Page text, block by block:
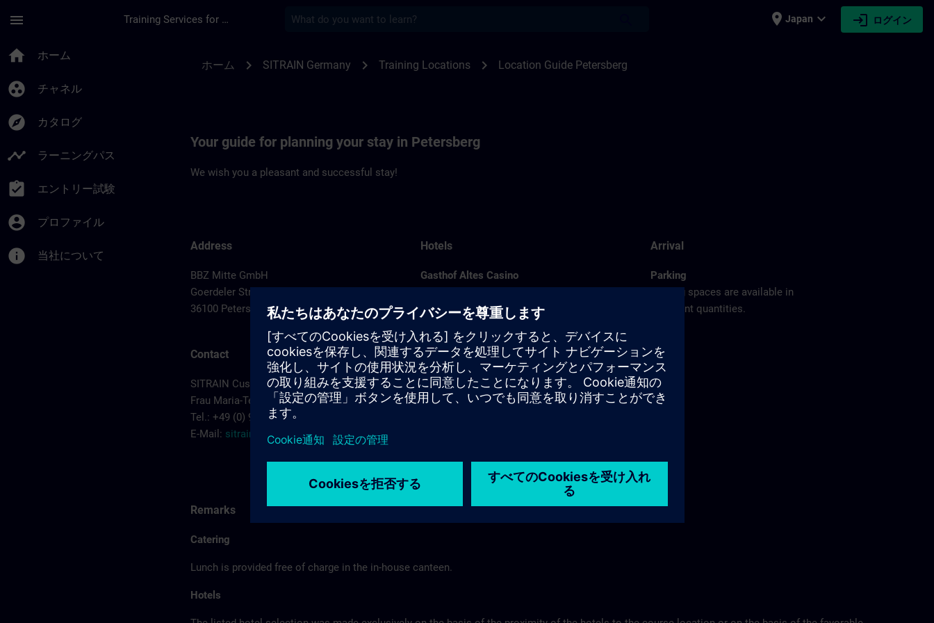
menu Training Services for Digital Industries place Japan expand_more login ログイン
home ホーム
group_work チャネル
explore カタログ
timeline ラーニングパス
assignment_turned_in エントリー試験
account_circle プロファイル
info 当社について
ホーム chevron_right SITRAIN Germany chevron_right Training Locations chevron_right Location Guide Petersberg
Your guide for planning your stay in Petersberg
We wish you a pleasant and successful stay!
Address
BBZ Mitte GmbH
Goerdeler Str. 139
36100 Petersberg
Contact
SITRAIN Customer Center Mannheim
Frau Maria-Teresa Sainz-Munoz
Tel.: +49 (0) 911/895-7575
E-Mail: sitrain.de@siemens.com
Hotels
Gasthof Altes Casino
36100 Petersberg
Gasthof Altes Casino >
Hotel Berghof Almendorf
Almendorfer Str. 1 - 3
36100 Petersberg
Arrival
Parking
Parking spaces are available in
sufficient quantities.
Remarks
Catering
Lunch is provided free of charge in the in-house canteen.
Hotels